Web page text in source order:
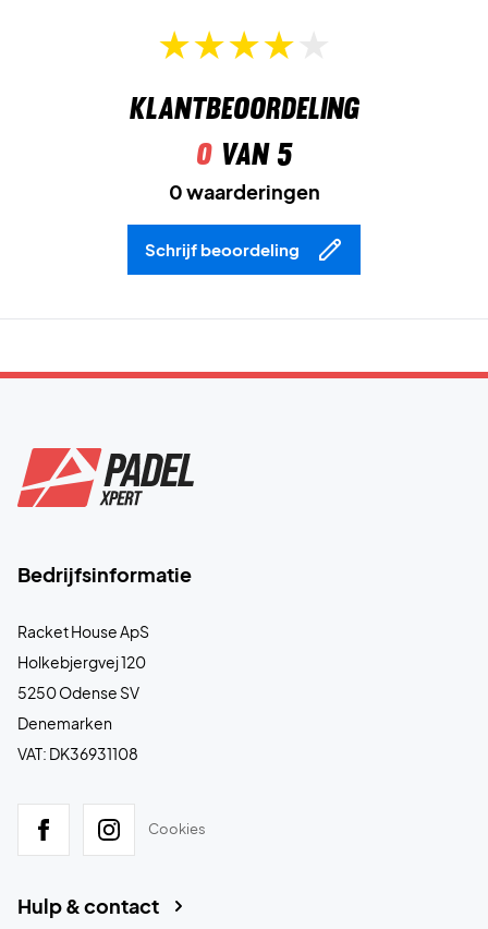
Klantbeoordeling
0van 5
0 waarderingen
Schrijf beoordeling
Bedrijfsinformatie
Racket House ApS
Holkebjergvej 120
5250 Odense SV
Denemarken
VAT: DK36931108
Cookies
Hulp & contact